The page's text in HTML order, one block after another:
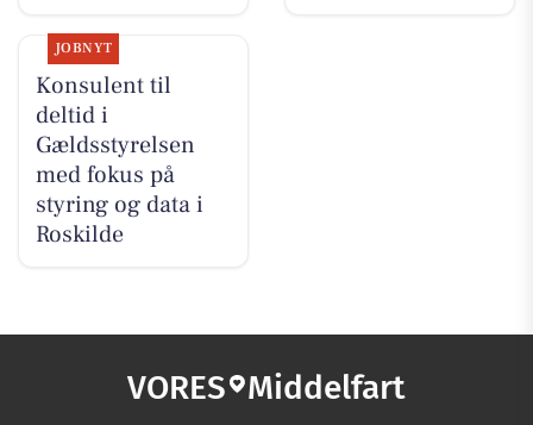
JOBNYT
Konsulent til
deltid i
Gældsstyrelsen
med fokus på
styring og data i
Roskilde
VORES Middelfart